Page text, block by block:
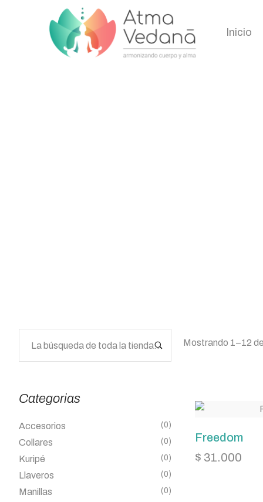
Inicio
Categorias
Accesorios (0)
Collares (0)
Kuripé (0)
Llaveros (0)
Manillas (0)
Mostrando 1–12
Freedom
$ 31.000